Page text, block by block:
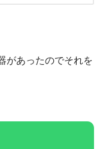
があったのでそれを